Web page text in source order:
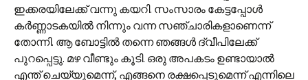
ഇക്കരയിലേക്ക് വന്നു കയറി. സംസാരം കേട്ടപ്പോള്‍
കര്‍ണ്ണാടകയില്‍ നിന്നും വന്ന സഞ്ചാരികളാണെന്ന്
തോന്നി. ആ ബോട്ടില്‍ തന്നെ ഞങ്ങള്‍ ദ്വീപിലേക്ക്
പുറപ്പെട്ടു. മഴ വീണ്ടും കൂടി. ഒരു അപകടം ഉണ്ടായാ‍ല്‍
എന്ത് ചെയ്യുമെന്ന്, എങ്ങനെ രക്ഷപ്പെടുമെന്ന് എന്നിലെ